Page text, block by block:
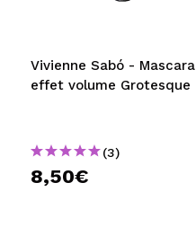
Vivienne Sabó - Mascara
effet volume Grotesque
(3)
8,50€